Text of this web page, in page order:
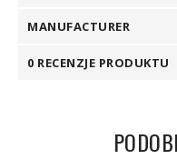
MANUFACTURER
0 RECENZJE PRODUKTU